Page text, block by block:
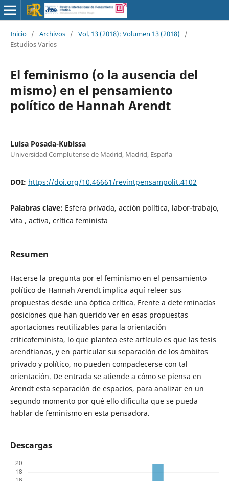
Inicio / Archivos / Vol. 13 (2018): Volumen 13 (2018)
/
Estudios Varios
El feminismo (o la ausencia del
mismo) en el pensamiento
político de Hannah Arendt
Luisa Posada-Kubissa
Universidad Complutense de Madrid, Madrid, España
DOI: https://doi.org/10.46661/revintpensampolit.4102
Palabras clave: Esfera privada, acción política, labor-trabajo,
vita , activa, crítica feminista
Resumen
Hacerse la pregunta por el feminismo en el pensamiento
político de Hannah Arendt implica aquí releer sus
propuestas desde una óptica crítica. Frente a determinadas
posiciones que han querido ver en esas propuestas
aportaciones reutilizables para la orientación
críticofeminista, lo que plantea este artículo es que las tesis
arendtianas, y en particular su separación de los ámbitos
privado y político, no pueden compadecerse con tal
orientación. De entrada se atiende a cómo se piensa en
Arendt esta separación de espacios, para analizar en un
segundo momento por qué ello dificulta que se pueda
hablar de feminismo en esta pensadora.
Descargas